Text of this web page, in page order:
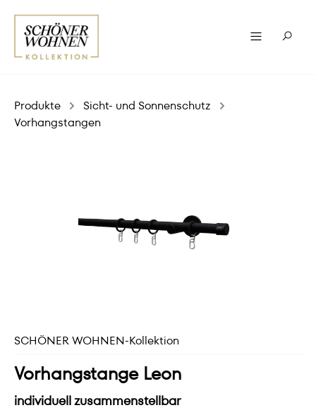
Produkte
Sicht- und Sonnenschutz
Vorhangstangen
SCHÖNER WOHNEN-Kollektion
Vorhangstange Leon
individuell zusammenstellbar